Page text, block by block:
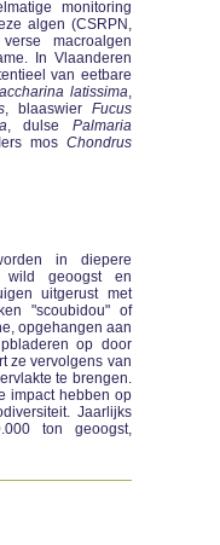
monitoring
algen (CSRPN,
macroalgen
In Vlaanderen
van eetbare
latissima
, blaaswier Fucus
, dulse Palmaria
mos Chondrus
in diepere
geoogst en
uitgerust met
"scoubidou" of
opgehangen aan
op door
ze vervolgens van
te brengen.
impact hebben op
Jaarlijks
ton geoogst,